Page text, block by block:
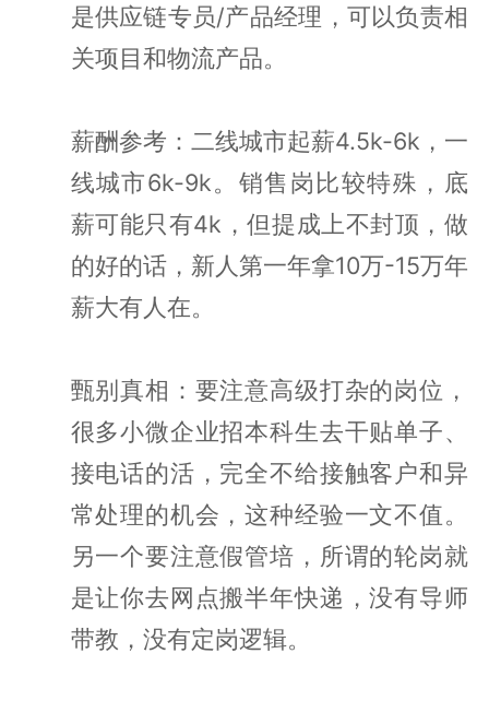
是供应链专员/产品经理，可以负责相
关项目和物流产品。
薪酬参考：二线城市起薪4.5k-6k，一
线城市6k-9k。销售岗比较特殊，底
薪可能只有4k，但提成上不封顶，做
的好的话，新人第一年拿10万-15万年
薪大有人在。
甄别真相：要注意高级打杂的岗位，
很多小微企业招本科生去干贴单子、
接电话的活，完全不给接触客户和异
常处理的机会，这种经验一文不值。
另一个要注意假管培，所谓的轮岗就
是让你去网点搬半年快递，没有导师
带教，没有定岗逻辑。